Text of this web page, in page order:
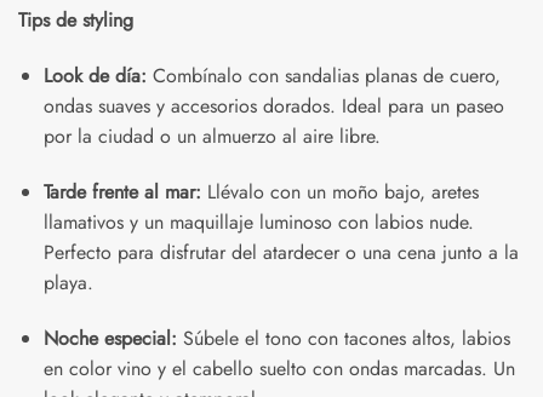
Tips de styling
Look de día: Combínalo con sandalias planas de cuero,
ondas suaves y accesorios dorados. Ideal para un paseo
por la ciudad o un almuerzo al aire libre.
Tarde frente al mar: Llévalo con un moño bajo, aretes
llamativos y un maquillaje luminoso con labios nude.
Perfecto para disfrutar del atardecer o una cena junto a la
playa.
Noche especial: Súbele el tono con tacones altos, labios
en color vino y el cabello suelto con ondas marcadas. Un